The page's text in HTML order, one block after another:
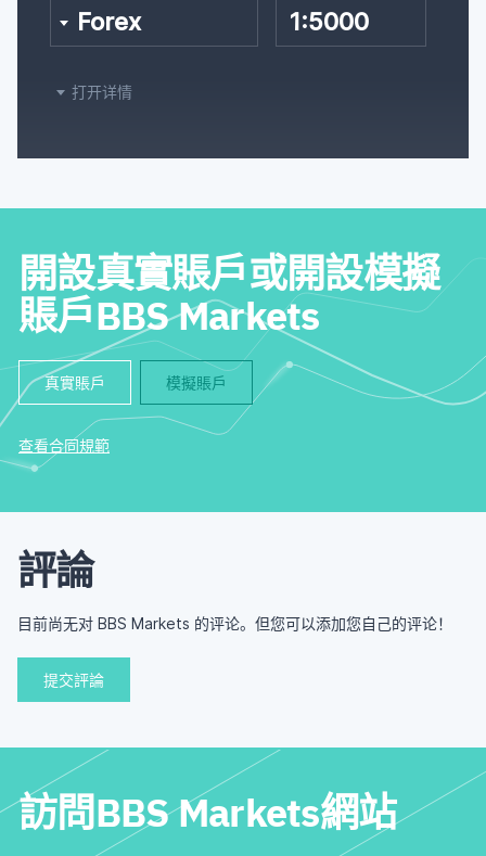
打开详情
Forex 1:5000
開設真實賬戶或開設模擬
賬戶BBS Markets
真實賬戶 模擬賬戶
查看合同規範
評論
目前尚无对 BBS Markets 的评论。但您可以添加您自己的评论！
提交評論
訪問BBS Markets網站